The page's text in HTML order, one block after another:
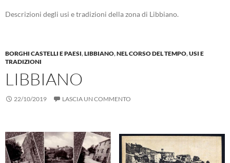
Descrizioni degli usi e tradizioni della zona di Libbiano.
BORGHI CASTELLI E PAESI,LIBBIANO,NEL CORSO DEL TEMPO,USI E
TRADIZIONI
LIBBIANO
22/10/2019 LASCIA UN COMMENTO